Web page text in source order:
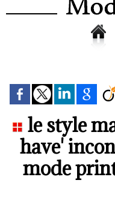
le style
have'
mode